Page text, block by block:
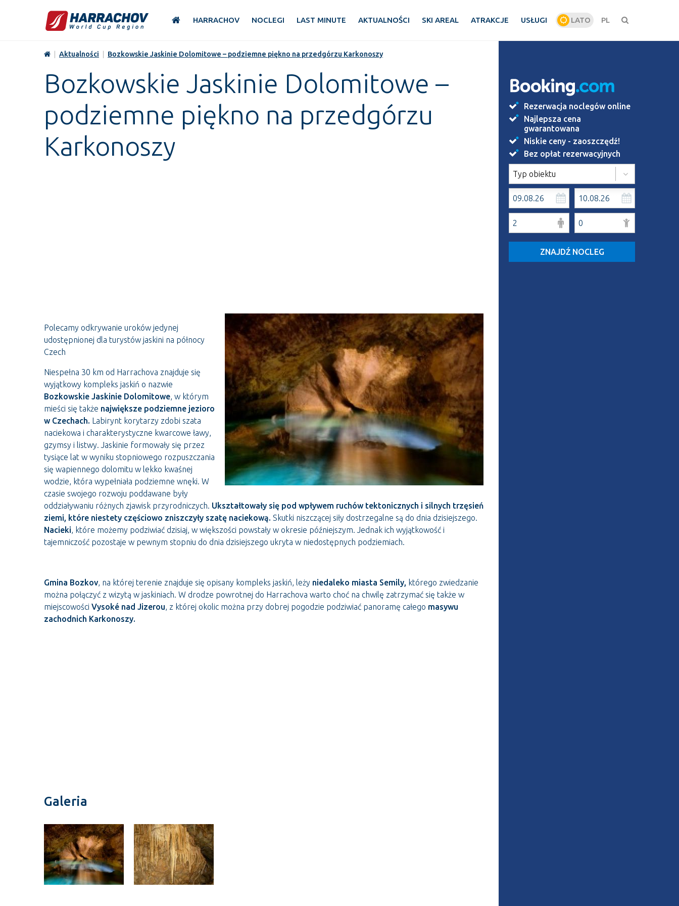
HARRACHOV NOCLEGI LAST MINUTE AKTUALNOŚCI SKI AREAL ATRAKCJE USŁUGI LATO ZIMA
PL
Aktualności Bozkowskie Jaskinie Dolomitowe – podziemne piękno na przedgórzu Karkonoszy
Bozkowskie Jaskinie Dolomitowe –
podziemne piękno na przedgórzu
Karkonoszy
Polecamy odkrywanie uroków jedynej
udostępnionej dla turystów jaskini na północy
Czech
Niespełna 30 km od Harrachova znajduje się
wyjątkowy kompleks jaskiń o nazwie
Bozkowskie Jaskinie Dolomitowe, w którym
mieści się także największe podziemne jezioro
w Czechach. Labirynt korytarzy zdobi szata
naciekowa i charakterystyczne kwarcowe ławy,
gzymsy i listwy. Jaskinie formowały się przez
tysiące lat w wyniku stopniowego rozpuszczania
się wapiennego dolomitu w lekko kwaśnej
wodzie, która wypełniała podziemne wnęki. W
czasie swojego rozwoju poddawane były
oddziaływaniu różnych zjawisk przyrodniczych. Ukształtowały się pod wpływem ruchów tektonicznych i silnych trzęsień
ziemi, które niestety częściowo zniszczyły szatę naciekową. Skutki niszczącej siły dostrzegalne są do dnia dzisiejszego.
Nacieki, które możemy podziwiać dzisiaj, w większości powstały w okresie późniejszym. Jednak ich wyjątkowość i
tajemniczość pozostaje w pewnym stopniu do dnia dzisiejszego ukryta w niedostępnych podziemiach.
Gmina Bozkov, na której terenie znajduje się opisany kompleks jaskiń, leży niedaleko miasta Semily, którego zwiedzanie
można połączyć z wizytą w jaskiniach. W drodze powrotnej do Harrachova warto choć na chwilę zatrzymać się także w
miejscowości Vysoké nad Jizerou, z której okolic można przy dobrej pogodzie podziwiać panoramę całego masywu
zachodnich Karkonoszy.
Galeria
Rezerwacja noclegów online
Najlepsza cena
gwarantowana
Niskie ceny - zaoszczędź!
Bez opłat rezerwacyjnych
Typ obiektu
ZNAJDŹ NOCLEG